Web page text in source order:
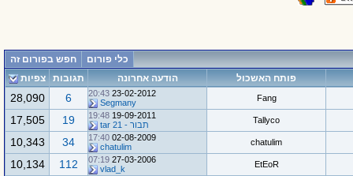
כלי פורום
חפש בפורום זה
פותח האשכול
הודעה אחרונה תגובות צפיות
Fang
23-02-2012
20:43
Segmany
6
28,090
Tallyco
19-09-2011
19:48
תבור - tar 21
19
17,505
chatulim
02-08-2009
17:40
chatulim
34
10,343
EtEoR
27-03-2006
07:19
vlad_k
112
10,134